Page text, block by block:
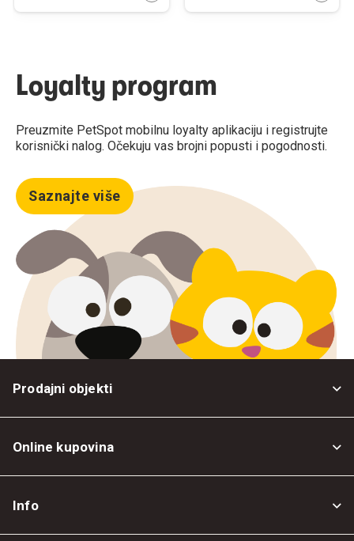
Loyalty program
Preuzmite PetSpot mobilnu loyalty aplikaciju i registrujte
korisnički nalog. Očekuju vas brojni popusti i pogodnosti.
Saznajte više
Prodajni objekti
Online kupovina
Info